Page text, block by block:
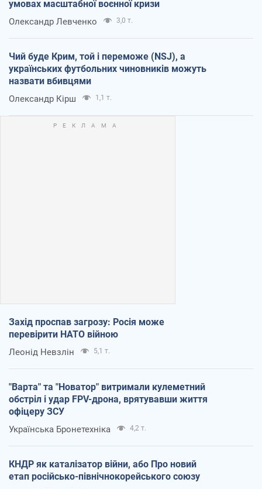
умовах масштабної воєнної кризи
Олександр Левченко 3,0 т.
Чий буде Крим, той і переможе (NSJ), а
українських футбольних чиновників можуть
назвати вбивцями
Олександр Кірш 1,1 т.
Захід проспав загрозу: Росія може
перевірити НАТО війною
Леонід Невзлін 5,1 т.
"Варта" та "Новатор" витримали кулеметний
обстріл і удар FPV-дрона, врятувавши життя
офіцеру ЗСУ
Українська Бронетехніка 4,2 т.
КНДР як каталізатор війни, або Про новий
етап російсько-північнокорейського союзу